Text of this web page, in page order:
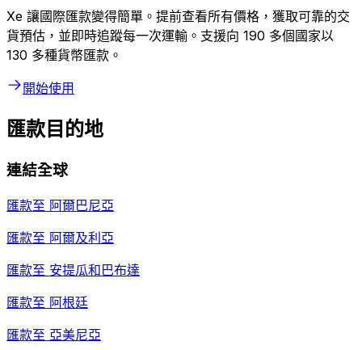
Xe 讓國際匯款變得簡單。提前查看所有價格，獲取可靠的交
貨預估，並即時追蹤每一次運輸。支援向 190 多個國家以
130 多種貨幣匯款。
開始使用
匯款目的地
連結全球
匯款至 阿爾巴尼亞
匯款至 阿爾及利亞
匯款至 安提瓜和巴布達
匯款至 阿根廷
匯款至 亞美尼亞